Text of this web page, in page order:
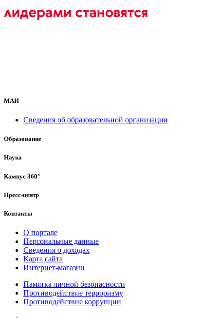
МАИ
Сведения об образовательной организации
Образование
Наука
Кампус 360°
Пресс-центр
Контакты
О портале
Персональные данные
Сведения о доходах
Карта сайта
Интернет-магазин
Памятка личной безопасности
Противодействие терроризму
Противодействие коррупции